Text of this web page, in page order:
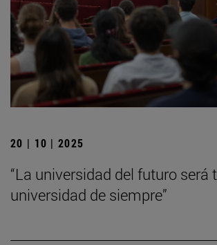
20 | 10 | 2025
“La universidad del futuro será
universidad de siempre”